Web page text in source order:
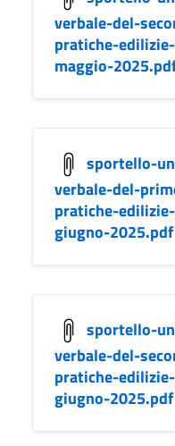
verbale-del-
pratiche-
maggio-
sportello-
verbale-del-
pratiche-
giugno-2025.pdf
sportello-
verbale-del-
pratiche-
giugno-2025.pdf